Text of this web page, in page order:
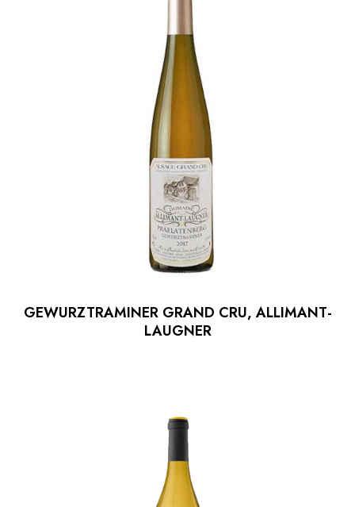
GEWURZTRAMINER GRAND CRU, ALLIMANT-
LAUGNER